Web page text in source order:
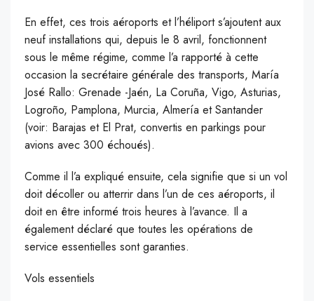
En effet, ces trois aéroports et l’héliport s’ajoutent aux
neuf installations qui, depuis le 8 avril, fonctionnent
sous le même régime, comme l’a rapporté à cette
occasion la secrétaire générale des transports, María
José Rallo: Grenade -Jaén, La Coruña, Vigo, Asturias,
Logroño, Pamplona, ​​Murcia, Almería et Santander
(voir: Barajas et El Prat, convertis en parkings pour
avions avec 300 échoués).
Comme il l’a expliqué ensuite, cela signifie que si un vol
doit décoller ou atterrir dans l’un de ces aéroports, il
doit en être informé trois heures à l’avance. Il a
également déclaré que toutes les opérations de
service essentielles sont garanties.
Vols essentiels